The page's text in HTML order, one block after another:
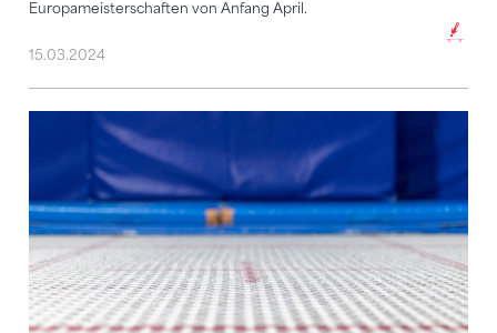
Europameisterschaften von Anfang April.
15.03.2024
EM-Premiere für Lucie Moret und Gonçalo Alves